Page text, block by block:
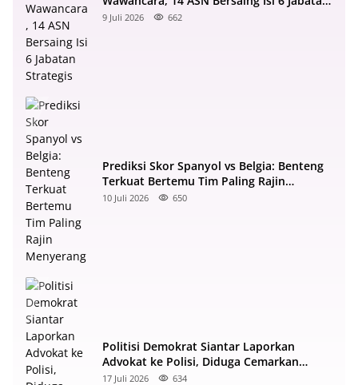
Strategis
9 Juli 2026 662
Prediksi Skor Spanyol vs Belgia: Benteng
Terkuat Bertemu Tim Paling Rajin
Menyerang
10 Juli 2026 650
Politisi Demokrat Siantar Laporkan
Advokat ke Polisi, Diduga Cemarkan
Nama Baik di Facebook
17 Juli 2026 634